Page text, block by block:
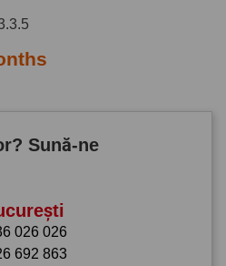
Sună-ne
026 026
692 863